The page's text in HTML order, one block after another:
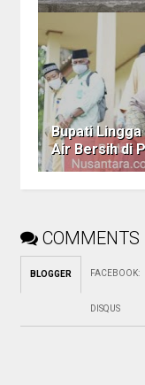
Bupati
Air Bersih di
COMMENTS
BLOGGER FACEBOOK:
DISQUS